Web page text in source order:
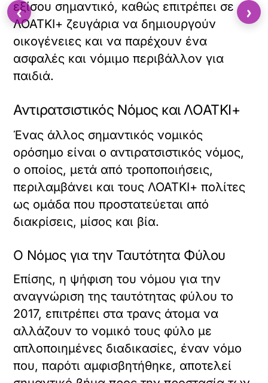
εξίσου σημαντικό, καθώς επιτρέπει σε
ΛΟΑΤΚΙ+ ζευγάρια να δημιουργούν
οικογένειες και να παρέχουν ένα
ασφαλές και νόμιμο περιβάλλον για
παιδιά.
Αντιρατσιστικός Νόμος και ΛΟΑΤΚΙ+
Ένας άλλος σημαντικός νομικός
ορόσημο είναι ο αντιρατσιστικός νόμος,
ο οποίος, μετά από τροποποιήσεις,
περιλαμβάνει και τους ΛΟΑΤΚΙ+ πολίτες
ως ομάδα που προστατεύεται από
διακρίσεις, μίσος και βία.
Ο Νόμος για την Ταυτότητα Φύλου
Επίσης, η ψήφιση του νόμου για την
αναγνώριση της ταυτότητας φύλου το
2017, επιτρέπει στα τρανς άτομα να
αλλάζουν το νομικό τους φύλο με
απλοποιημένες διαδικασίες, έναν νόμο
που, παρότι αμφισβητήθηκε, αποτελεί
‹ ›